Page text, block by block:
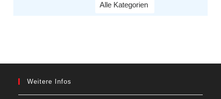
Alle Kategorien
Weitere Infos